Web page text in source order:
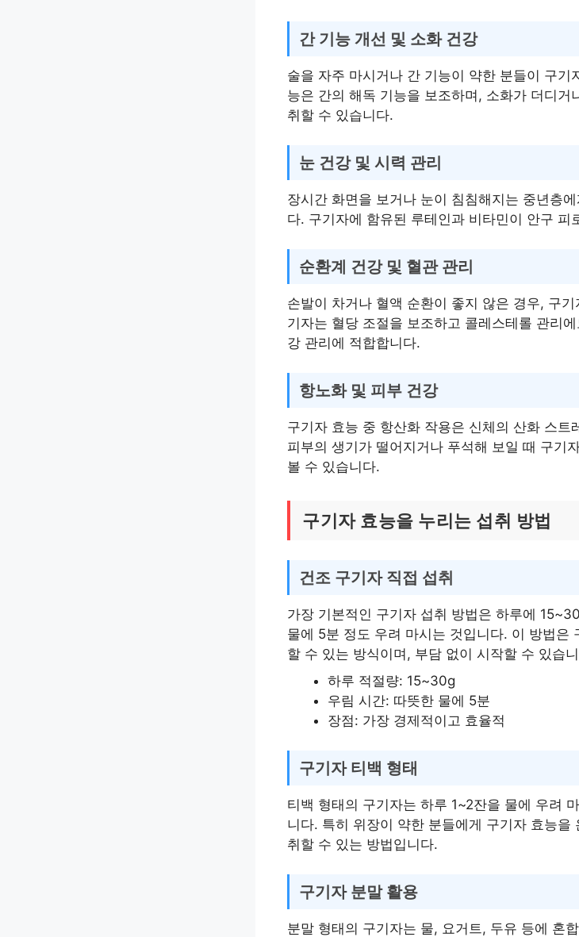
간 기능 개선 및 소화 건강
술을 자주 마시거나 간 기능이 약한 분들이 구기
능은 간의 해독 기능을 보조하며, 소화가 더디거
취할 수 있습니다.
눈 건강 및 시력 관리
장시간 화면을 보거나 눈이 침침해지는 중년층
다. 구기자에 함유된 루테인과 비타민이 안구 피
순환계 건강 및 혈관 관리
손발이 차거나 혈액 순환이 좋지 않은 경우, 구
기자는 혈당 조절을 보조하고 콜레스테롤 관리
강 관리에 적합합니다.
항노화 및 피부 건강
구기자 효능 중 항산화 작용은 신체의 산화 스트
피부의 생기가 떨어지거나 푸석해 보일 때 구기
볼 수 있습니다.
구기자 효능을 누리는 섭취 방법
건조 구기자 직접 섭취
가장 기본적인 구기자 섭취 방법은 하루에
물에 5분 정도 우려 마시는 것입니다. 이 방법은
할 수 있는 방식이며, 부담 없이 시작할 수 있습
하루 적절량: 15~30g
우림 시간: 따뜻한 물에 5분
장점: 가장 경제적이고 효율적
구기자 티백 형태
티백 형태의 구기자는 하루 1~2잔을 물에 우려
니다. 특히 위장이 약한 분들에게 구기자 효능을
취할 수 있는 방법입니다.
구기자 분말 활용
분말 형태의 구기자는 물, 요거트, 두유 등에 혼